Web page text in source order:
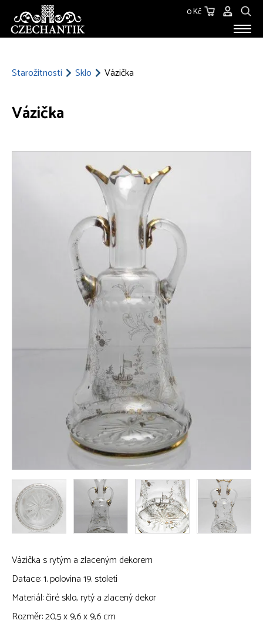
0 Kč
Starožitnosti Sklo Vázička
Vázička
Vázička s rytým a zlaceným dekorem
Datace: 1. polovina 19. století
Materiál: čiré sklo, rytý a zlacený dekor
Rozměr: 20,5 x 9,6 x 9,6 cm